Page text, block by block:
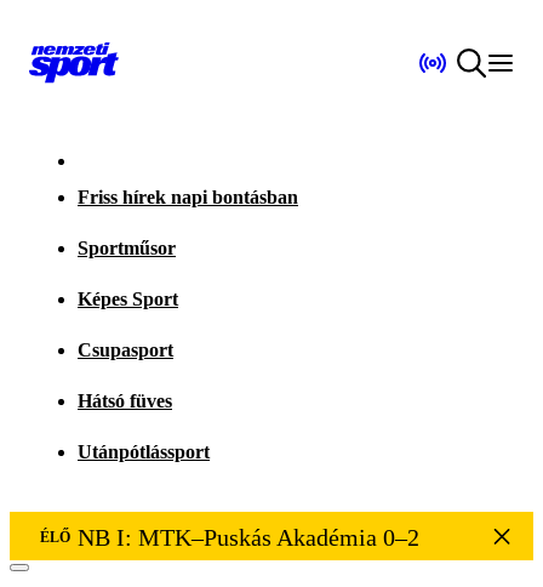
Friss hírek napi bontásban
Sportműsor
Képes Sport
Csupasport
Hátsó füves
Utánpótlássport
ÉLŐ NB I: MTK–Puskás Akadémia 0–2